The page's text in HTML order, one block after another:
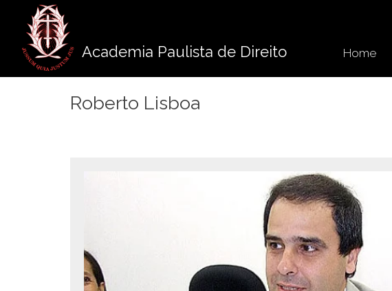
conteúdo
Academia Paulista de Direito Home
Roberto Lisboa